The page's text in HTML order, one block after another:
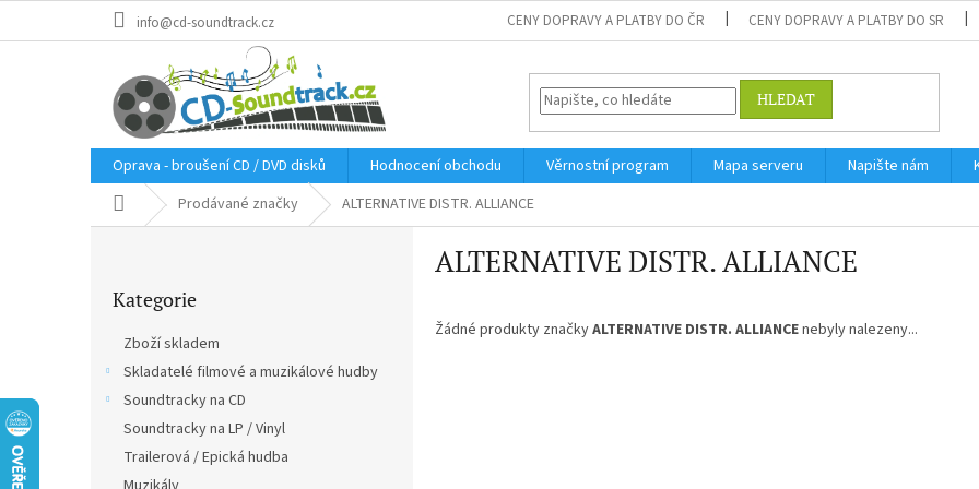
info@cd-soundtrack.cz CENY DOPRAVY A PLATBY DO ČR CENY DOPRAVY A PLATBY DO SR
HLEDAT
Oprava - broušení CD / DVD disků Hodnocení obchodu Věrnostní program Mapa serveru Napište nám
Domů Prodávané značky ALTERNATIVE DISTR. ALLIANCE
kategorie
Kategorie
Zboží skladem
Skladatelé filmové a muzikálové hudby
Soundtracky na CD
Soundtracky na LP / Vinyl
Trailerová / Epická hudba
ALTERNATIVE DISTR. ALLIANCE
Žádné produkty značkyALTERNATIVE DISTR. ALLIANCEnebyly nalezeny...